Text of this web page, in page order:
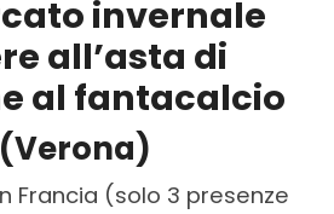
invernale
all’asta di
al fantacalcio
(Verona)
Francia (solo 3 presenze